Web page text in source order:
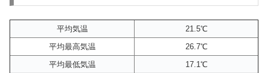
平均気温
21.5℃
平均最高気温
26.7℃
平均最低気温
17.1℃